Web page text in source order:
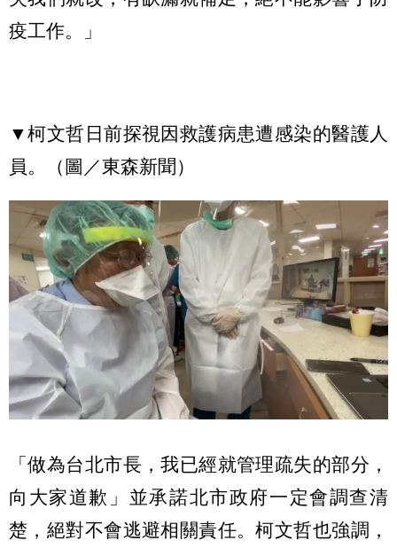
疫工作。」
▼柯文哲日前探視因救護病患遭感染的醫護人
員。（圖／東森新聞）
「做為台北市長，我已經就管理疏失的部分，
向大家道歉」並承諾北市政府一定會調查清
楚，絕對不會逃避相關責任。柯文哲也強調，